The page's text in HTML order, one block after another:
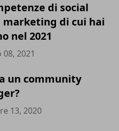
di social
marketing di cui hai
nel 2021
2021
un community
13, 2020